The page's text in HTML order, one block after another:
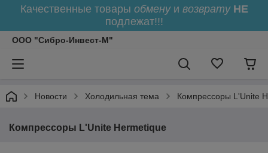
Качественные товары обменуи возврату НЕ
подлежат!!!
ООО "Сибро-Инвест-М"
Новости Холодильная тема Компрессоры L'Unite
Компрессоры L'Unite Hermetique